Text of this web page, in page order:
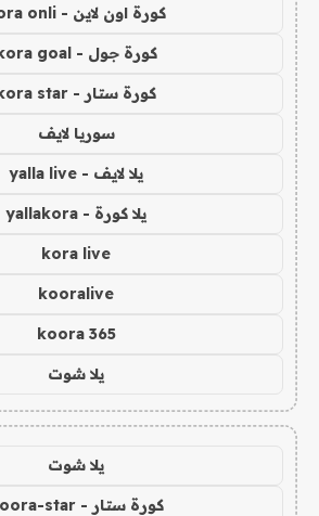
كورة اون لاين - kora onli
كورة جول - kora goal
كورة ستار - kora star
سوريا لايف
يلا لايف - yalla live
يلا كورة - yallakora
kora live
kooralive
koora 365
يلا شوت
يلا شوت
كورة ستار - koora-star